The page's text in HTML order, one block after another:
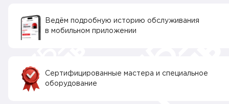
Ведём подробную историю обслуживания
в мобильном приложении
Сертифицированные мастера и специальное
оборудование